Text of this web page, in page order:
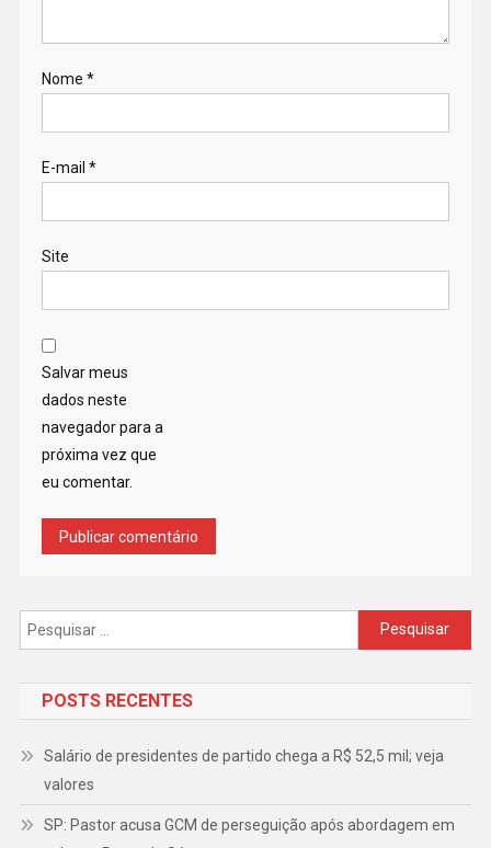
Nome *
E-mail *
Site
Salvar meus
dados neste
navegador para a
próxima vez que
eu comentar.
Pesquisar
por:
POSTS RECENTES
Salário de presidentes de partido chega a R$ 52,5 mil; veja
valores
SP: Pastor acusa GCM de perseguição após abordagem em